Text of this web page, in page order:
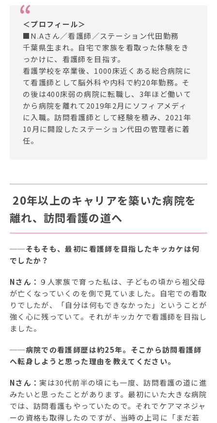
＜プロフィール＞
■N.Aさん／看護師／ステーション代田勤務
千葉県生まれ。自宅で家族を看取った体験をき
っかけに、看護師を目指す。
看護学校を卒業後、1000床近くある総合病院に
て看護師として脳外科や内科で約20年勤務。そ
の後は400床弱の病院に転職し、3年ほど働いて
から病院を離れて2019年2月にソフィアメディ
に入職。訪問看護師として経験を積み、2021年
10月に開設したステーション代田の管理者に着
任。
20年以上のキャリアを築いた病院を
離れ、訪問看護の道へ
──そもそも、最初に看護師を目指したキッカケは何
でしたか？
Nさん： ９人家族で育った私は、子どもの頃から祖父母
が亡くなっていくのを側で見ていました。自宅での看取
りでしたが、「自分は何もできなかった」ということが
強く心に残っていて。それがキッカケで看護師を目指し
ました。
──病院での看護師歴は約25年。そこから訪問看護師
へ転身しようと思った理由を教えてください。
Nさん： 実は30代前半の頃にも一度、訪問看護の道に進
みたいと思ったことがあります。最初にいた大きな病院
では、訪問看護もやっていたので。それでケアマネジャ
ーの資格も取得したのですが、当時の上司に「まだ若